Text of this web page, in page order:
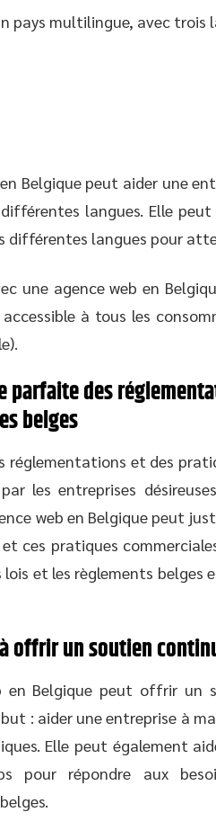
pays multilingue, avec trois
Belgique peut aider une
langues. Elle
différentes langues pour
une agence web en
à tous les
parfaite des
belges
réglementations et des
les entreprises
web en Belgique peut
ces pratiques
lois et les règlements
offrir un soutien
en Belgique peut offrir un
: aider une entreprise à
Elle peut également
pour répondre aux